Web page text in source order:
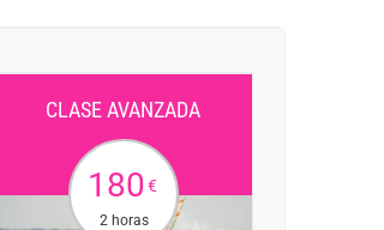
CLASE AVANZADA
180 €
2 horas